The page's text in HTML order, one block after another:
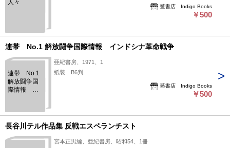
人々
藍書店 Indigo Books
￥500
連帯 No.1 解放闘争国際情報 インドシナ革命戦争
連帯 No.1
解放闘争国
際情報 イ
亜紀書房、1971、1
紙装 B6判
藍書店 Indigo Books
￥500
長谷川テル作品集 反戦エスペランチスト
宮本正男編、亜紀書房、昭和54、1冊